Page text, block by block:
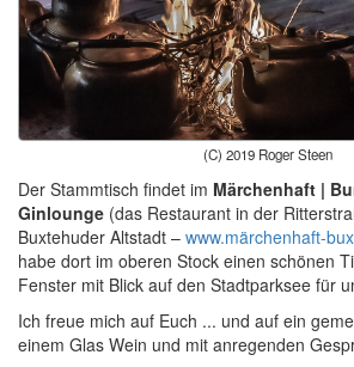
(C) 2019 Roger Steen
Der Stammtisch findet im Märchenhaft |
Ginlounge (das Restaurant in der
Buxtehuder Altstadt – www.märchenhaft-
habe dort im oberen Stock einen schönen
Fenster mit Blick auf den Stadtparksee für
Ich freue mich auf Euch ... und auf ein
einem Glas Wein und mit anregenden